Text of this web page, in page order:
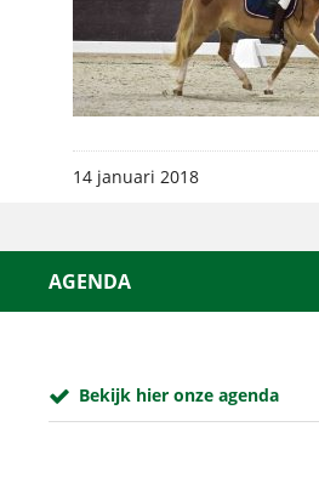
14 januari 2018
AGENDA
Bekijk hier onze agenda